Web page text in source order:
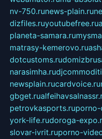
nv-750.runews-plain.ru
dizfiles.ruyoutubefree.ru
planeta-samara.ru
matrasy-kemerovo.ru
dotcustoms.ru
narasimha.ru
newsplain.rucardvoice.ru
gbget.ru
petrovkasports.ruporno-
york-life.rudoroga-
slovar-ivrit.ruporno-